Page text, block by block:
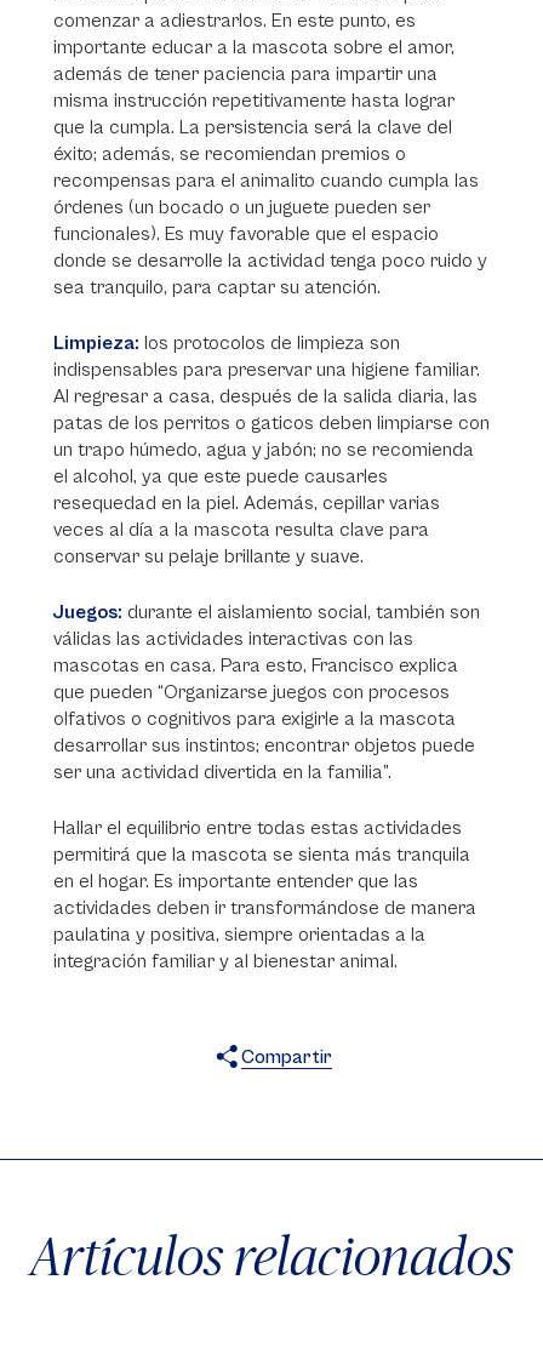
comenzar a adiestrarlos. En este punto, es
importante educar a la mascota sobre el amor,
además de tener paciencia para impartir una
misma instrucción repetitivamente hasta lograr
que la cumpla. La persistencia será la clave del
éxito; además, se recomiendan premios o
recompensas para el animalito cuando cumpla las
órdenes (un bocado o un juguete pueden ser
funcionales). Es muy favorable que el espacio
donde se desarrolle la actividad tenga poco ruido y
sea tranquilo, para captar su atención.
Limpieza: los protocolos de limpieza son
indispensables para preservar una higiene familiar.
Al regresar a casa, después de la salida diaria, las
patas de los perritos o gaticos deben limpiarse con
un trapo húmedo, agua y jabón; no se recomienda
el alcohol, ya que este puede causarles
resequedad en la piel. Además, cepillar varias
veces al día a la mascota resulta clave para
conservar su pelaje brillante y suave.
Juegos: durante el aislamiento social, también son
válidas las actividades interactivas con las
mascotas en casa. Para esto, Francisco explica
que pueden “Organizarse juegos con procesos
olfativos o cognitivos para exigirle a la mascota
desarrollar sus instintos; encontrar objetos puede
ser una actividad divertida en la familia”.
Hallar el equilibrio entre todas estas actividades
permitirá que la mascota se sienta más tranquila
en el hogar. Es importante entender que las
actividades deben ir transformándose de manera
paulatina y positiva, siempre orientadas a la
integración familiar y al bienestar animal.
Compartir
Artículos relacionados